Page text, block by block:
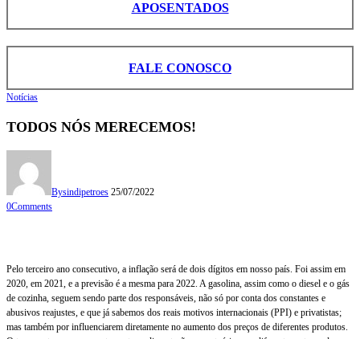
APOSENTADOS
FALE CONOSCO
Notícias
TODOS NÓS MERECEMOS!
Bysindipetroes 25/07/2022
0Comments
Pelo terceiro ano consecutivo, a inflação será de dois dígitos em nosso país. Foi assim em
2020, em 2021, e a previsão é a mesma para 2022. A gasolina, assim como o diesel e o gás
de cozinha, seguem sendo parte dos responsáveis, não só por conta dos constantes e
abusivos reajustes, e que já sabemos dos reais motivos internacionais (PPI) e privatistas;
mas também por influenciarem diretamente no aumento dos preços de diferentes produtos.